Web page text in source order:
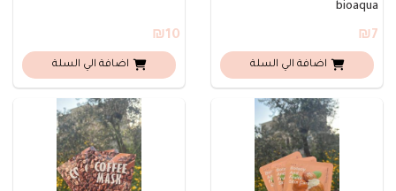
bioaqua
₪7
اضافة الي السلة
₪10
اضافة الي السلة